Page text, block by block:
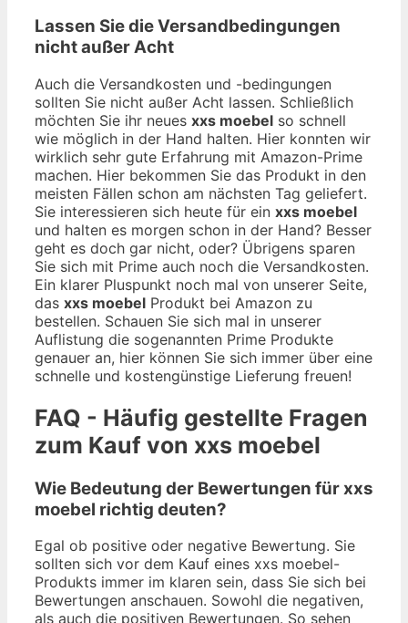
Lassen Sie die Versandbedingungen
nicht außer Acht
Auch die Versandkosten und -bedingungen
sollten Sie nicht außer Acht lassen. Schließlich
möchten Sie ihr neues xxs moebel so schnell
wie möglich in der Hand halten. Hier konnten wir
wirklich sehr gute Erfahrung mit Amazon-Prime
machen. Hier bekommen Sie das Produkt in den
meisten Fällen schon am nächsten Tag geliefert.
Sie interessieren sich heute für ein xxs moebel
und halten es morgen schon in der Hand? Besser
geht es doch gar nicht, oder? Übrigens sparen
Sie sich mit Prime auch noch die Versandkosten.
Ein klarer Pluspunkt noch mal von unserer Seite,
das xxs moebel Produkt bei Amazon zu
bestellen. Schauen Sie sich mal in unserer
Auflistung die sogenannten Prime Produkte
genauer an, hier können Sie sich immer über eine
schnelle und kostengünstige Lieferung freuen!
FAQ - Häufig gestellte Fragen
zum Kauf von xxs moebel
Wie Bedeutung der Bewertungen für xxs
moebel richtig deuten?
Egal ob positive oder negative Bewertung. Sie
sollten sich vor dem Kauf eines xxs moebel-
Produkts immer im klaren sein, dass Sie sich bei
Bewertungen anschauen. Sowohl die negativen,
als auch die positiven Bewertungen. So sehen